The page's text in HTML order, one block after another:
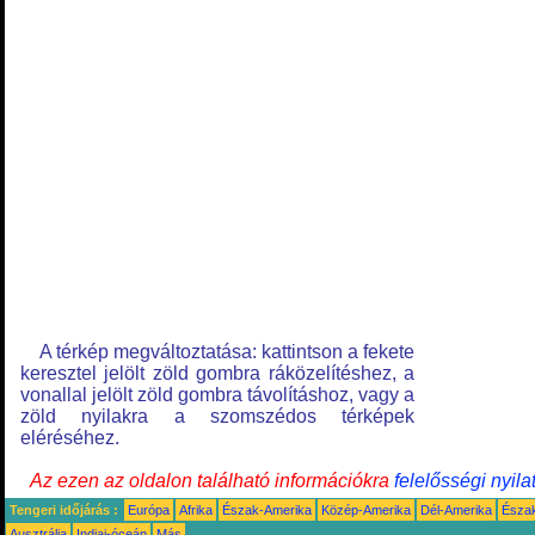
A térkép megváltoztatása: kattintson a fekete
keresztel jelölt zöld gombra ráközelítéshez, a
vonallal jelölt zöld gombra távolításhoz, vagy a
zöld nyilakra a szomszédos térképek
eléréséhez.
Az ezen az oldalon található információkra felelősségi
Tengeri időjárás : Európa Afrika Észak-Amerika Közép-Amerika Dél-Amerika